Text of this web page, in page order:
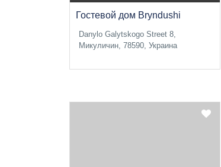
Гостевой дом Bryndushi
Danylo Galytskogo Street 8,
Микуличин, 78590, Украина